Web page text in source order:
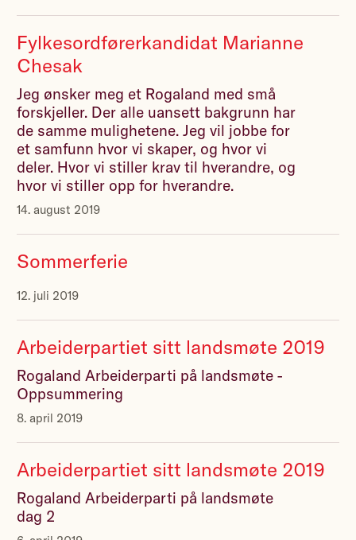
Fylkesordførerkandidat Marianne
Chesak
14. august 2019
Jeg ønsker meg et Rogaland med små
forskjeller. Der alle uansett bakgrunn har
de samme mulighetene. Jeg vil jobbe for
et samfunn hvor vi skaper, og hvor vi
deler. Hvor vi stiller krav til hverandre, og
hvor vi stiller opp for hverandre.
Sommerferie
12. juli 2019
Arbeiderpartiet sitt landsmøte 2019
8. april 2019
Rogaland Arbeiderparti på landsmøte -
Oppsummering
Arbeiderpartiet sitt landsmøte 2019
Rogaland Arbeiderparti på landsmøte
dag 2